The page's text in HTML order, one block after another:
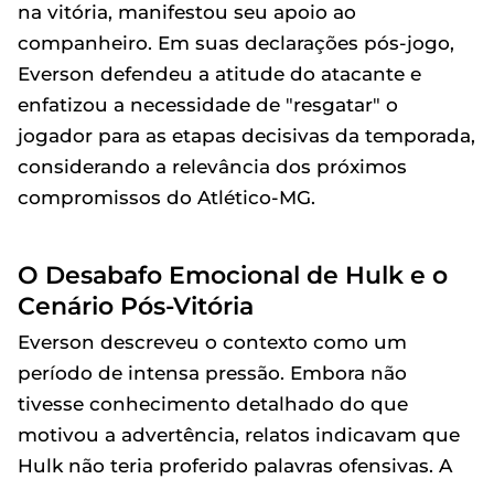
na vitória, manifestou seu apoio ao
companheiro. Em suas declarações pós-jogo,
Everson defendeu a atitude do atacante e
enfatizou a necessidade de "resgatar" o
jogador para as etapas decisivas da temporada,
considerando a relevância dos próximos
compromissos do Atlético-MG.
O Desabafo Emocional de Hulk e o
Cenário Pós-Vitória
Everson descreveu o contexto como um
período de intensa pressão. Embora não
tivesse conhecimento detalhado do que
motivou a advertência, relatos indicavam que
Hulk não teria proferido palavras ofensivas. A